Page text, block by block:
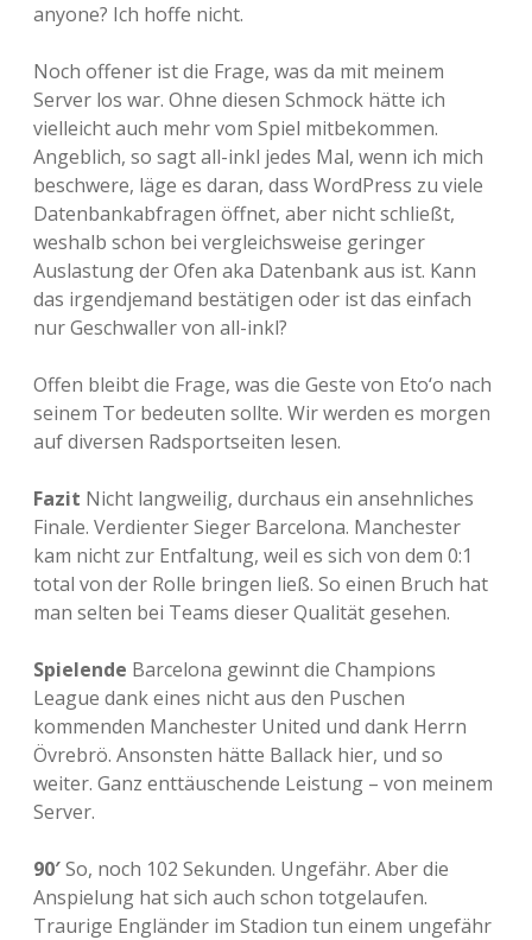
anyone? Ich hoffe nicht.
Noch offener ist die Frage, was da mit meinem
Server los war. Ohne diesen Schmock hätte ich
vielleicht auch mehr vom Spiel mitbekommen.
Angeblich, so sagt all-inkl jedes Mal, wenn ich mich
beschwere, läge es daran, dass WordPress zu viele
Datenbankabfragen öffnet, aber nicht schließt,
weshalb schon bei vergleichsweise geringer
Auslastung der Ofen aka Datenbank aus ist. Kann
das irgendjemand bestätigen oder ist das einfach
nur Geschwaller von all-inkl?
Offen bleibt die Frage, was die Geste von Eto‘o nach
seinem Tor bedeuten sollte. Wir werden es morgen
auf diversen Radsportseiten lesen.
Fazit Nicht langweilig, durchaus ein ansehnliches
Finale. Verdienter Sieger Barcelona. Manchester
kam nicht zur Entfaltung, weil es sich von dem 0:1
total von der Rolle bringen ließ. So einen Bruch hat
man selten bei Teams dieser Qualität gesehen.
Spielende Barcelona gewinnt die Champions
League dank eines nicht aus den Puschen
kommenden Manchester United und dank Herrn
Övrebrö. Ansonsten hätte Ballack hier, und so
weiter. Ganz enttäuschende Leistung – von meinem
Server.
90′So, noch 102 Sekunden. Ungefähr. Aber die
Anspielung hat sich auch schon totgelaufen.
Traurige Engländer im Stadion tun einem ungefähr